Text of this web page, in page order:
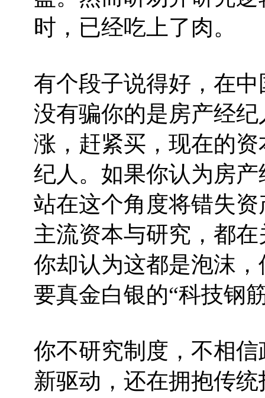
时，已经吃上了肉。
有个段子说得好，在
没有骗你的是房产经
涨，赶紧买，现在的
纪人。如果你认为房
站在这个角度将错失
主流资本与研究，都
你却认为这都是泡沫
要真金白银的“科技钢
你不研究制度，不相
新驱动，还在拥抱传